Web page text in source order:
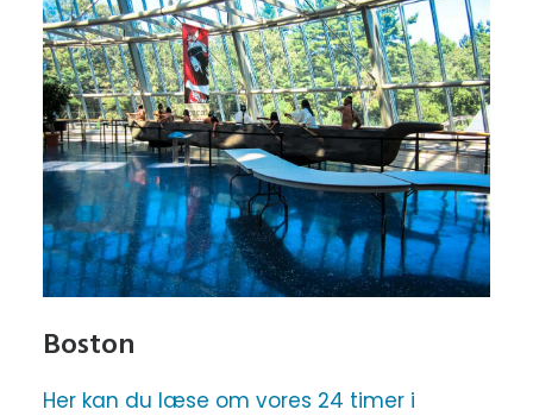
Boston
Her kan du læse om vores 24 timer i